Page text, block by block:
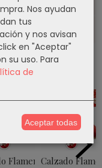
EX046
Flamenco Modelo
Calzado
Nos ayudan
tus
y nos avisan
en "Aceptar"
su uso. Para
de
Aceptar todas